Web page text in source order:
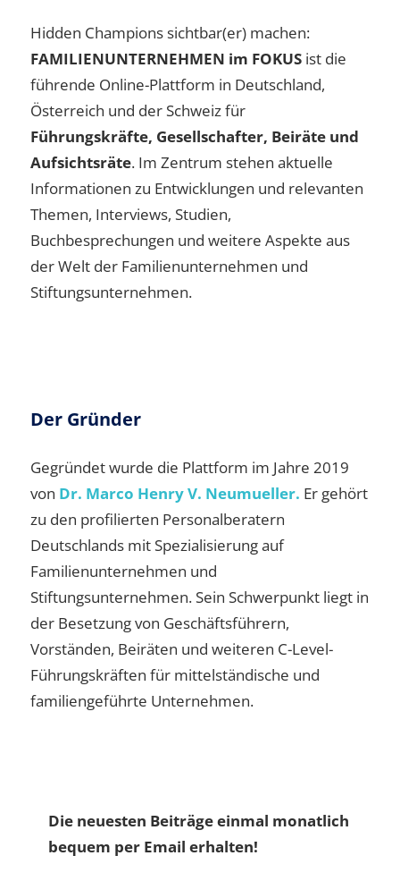
Hidden Champions sichtbar(er) machen:
FAMILIENUNTERNEHMEN im FOKUS ist die
führende Online-Plattform in Deutschland,
Österreich und der Schweiz für
Führungskräfte, Gesellschafter, Beiräte und
Aufsichtsräte. Im Zentrum stehen aktuelle
Informationen zu Entwicklungen und relevanten
Themen, Interviews, Studien,
Buchbesprechungen und weitere Aspekte aus
der Welt der Familienunternehmen und
Stiftungsunternehmen.
Der Gründer
Gegründet wurde die Plattform im Jahre 2019
von Dr. Marco Henry V. Neumueller. Er gehört
zu den profilierten Personalberatern
Deutschlands mit Spezialisierung auf
Familienunternehmen und
Stiftungsunternehmen. Sein Schwerpunkt liegt in
der Besetzung von Geschäftsführern,
Vorständen, Beiräten und weiteren C-Level-
Führungskräften für mittelständische und
familiengeführte Unternehmen.
Die neuesten Beiträge einmal monatlich
bequem per Email erhalten!